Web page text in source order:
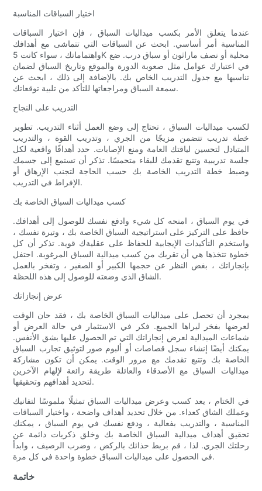
اختيار السباقات المناسبة
عندما يتعلق الأمر بكسب ميداليات السباق ، فإن اختيار السباقات
المناسبة أمر أساسي. ابحث عن السباقات التي تتماشى مع أهدافك
واهتماماتك ، سواء كانت 5K محلية أو نصف ماراثون أو سباق درب. ضع
في اعتبارك عوامل مثل صعوبة الدورة والموقع وتاريخ السباق لضمان
تناسبها مع جدول التدريب الخاص بك. بالإضافة إلى ذلك ، ابحث عن
سمعة السباق ومراجعاتها للتأكد من تلبية توقعاتك.
التدريب على النجاح
لكسب ميداليات السباق ، تحتاج إلى وضع العمل أثناء التدريب. تطوير
خطة تدريب تتضمن مزيجًا من الجري ، وتدريب القوة ، والتدريب
المتبادل لتحسين لياقتك العامة ومنع الإصابات. حدد أهدافًا واقعية لكل
جلسة تدريبية وتتبع تقدمك للبقاء متحمسًا. تذكر أن تستمع إلى جسمك
وضبط خطة التدريب الخاصة بك حسب الحاجة لتجنب الإرهاق أو
الإفراط في التدريب.
كسب ميداليات السباق الخاصة بك
في يوم السباق ، امنحه كل شيء وادفع نفسك للوصول إلى أهدافك.
حافظ على التركيز على استراتيجية السباق الخاصة بك ، وتيرة نفسك ،
واستخدم التأكيدات الإيجابية للحفاظ على عقليةك قوية. تذكر أن كل
خطوة تتخذها هي أن تقربك من كسب ميدالية السباق المرغوبة. احتفل
بإنجازاتك ، بغض النظر عن حجمها الكبير أو الصغير ، وتفخر بالعمل
الشاق الذي وضعته للوصول إلى هذه اللحظة.
عرض إنجازاتك
بمجرد أن تحصل على ميداليات السباق الخاصة بك ، فقد حان الوقت
لعرضها بفخر ليراها الجميع. فكر في الاستثمار في حالة العرض أو
شماعات الميدالية لعرض إنجازاتك التي تم الحصول عليها بشق الأنفس.
يمكنك أيضًا إنشاء سجل قصاصات أو ألبوم صور لتوثيق تجارب السباق
الخاصة بك وتتبع تقدمك مع مرور الوقت. يمكن أن تكون مشاركة
ميداليات السباق مع الأصدقاء والعائلة طريقة رائعة لإلهام الآخرين
لتحديد أهدافهم وتحقيقها.
في الختام ، يعد كسب وعرض ميداليات السباق تمثيلًا ملموسًا لتفانيك
وعملك الشاق كعداء. من خلال تحديد أهداف واضحة ، واختيار السباقات
المناسبة ، والتدريب بفعالية ، ودفع نفسك في يوم السباق ، يمكنك
تحقيق أهداف ميدالية السباق الخاصة بك وخلق ذكريات دائمة عن
رحلتك الجري. لذا ، قم بربط حذائك بالركض ، وضرب الرصيف ، وابدأ
في الحصول على ميداليات السباق خطوة واحدة في كل مرة.
خاتمة